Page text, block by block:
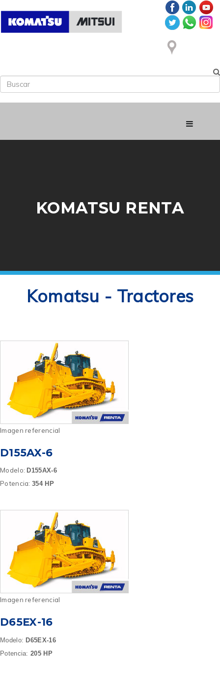
KOMATSU RENTA
Komatsu - Tractores
Imagen referencial
D155AX-6
Modelo: D155AX-6
Potencia: 354 HP
Imagen referencial
D65EX-16
Modelo: D65EX-16
Potencia: 205 HP